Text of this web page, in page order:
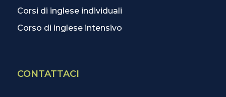
Corsi di inglese individuali
Corso di inglese intensivo
CONTATTACI